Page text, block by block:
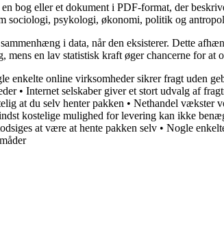
bog eller et dokument i PDF-format, der
sociologi, psykologi, økonomi, politik og
i data, når den eksisterer. Dette
en lav statistisk kraft øger chancerne for at
enkelte online virksomheder sikrer fragt uden
• Internet selskaber giver et stort udvalg af
at du selv henter pakken • Nethandel vækster
kostelige mulighed for levering kan ikke
at være at hente pakken selv • Nogle